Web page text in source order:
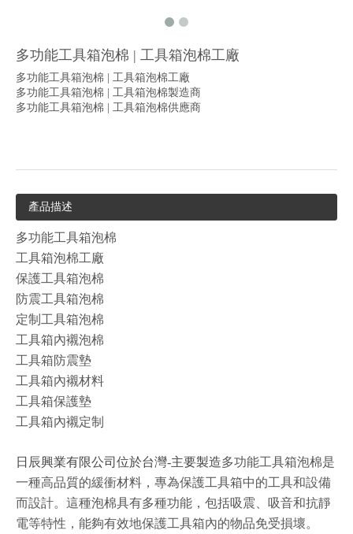
多功能工具箱泡棉 | 工具箱泡棉工廠
多功能工具箱泡棉 | 工具箱泡棉工廠
多功能工具箱泡棉 | 工具箱泡棉製造商
多功能工具箱泡棉 | 工具箱泡棉供應商
產品描述
多功能工具箱泡棉
工具箱泡棉工廠
保護工具箱泡棉
防震工具箱泡棉
定制工具箱泡棉
工具箱內襯泡棉
工具箱防震墊
工具箱內襯材料
工具箱保護墊
工具箱內襯定制
日辰興業有限公司位於台灣-主要製造多功能工具箱泡棉是
一種高品質的緩衝材料，專為保護工具箱中的工具和設備
而設計。這種泡棉具有多種功能，包括吸震、吸音和抗靜
電等特性，能夠有效地保護工具箱內的物品免受損壞。